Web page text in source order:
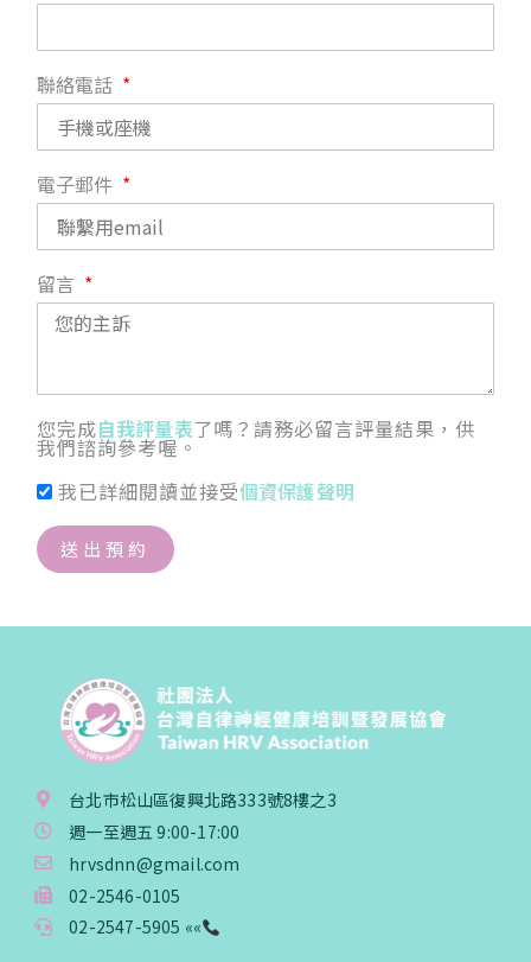
聯絡電話
電子郵件
留言
您完成自我評量表了嗎？請務必留言評量結果，供
我們諮詢參考喔。
我已詳細閱讀並接受個資保護聲明
送出預約
台北市松山區復興北路333號8樓之3
週一至週五 9:00-17:00
hrvsdnn@gmail.com
02-2546-0105
02-2547-5905 ««